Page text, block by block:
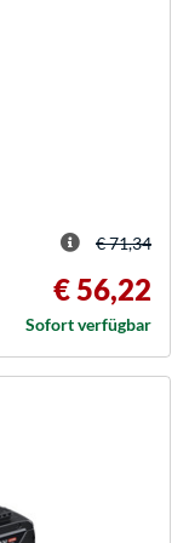
€ 71,34
€ 56,22
Sofort verfügbar